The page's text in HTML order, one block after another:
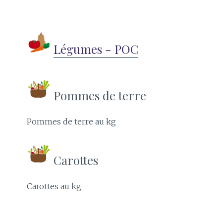
Légumes - POC
Pommes de terre
Pommes de terre au kg
Carottes
Carottes au kg